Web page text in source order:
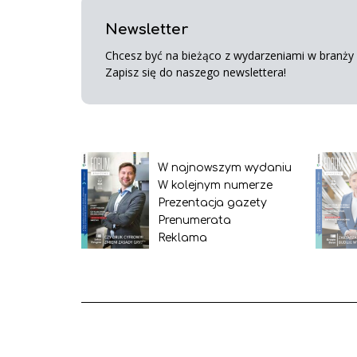
Newsletter
Chcesz być na bieżąco z wydarzeniami w
Zapisz się do naszego newslettera!
W najnowszym wydaniu
W kolejnym numerze
Prezentacja gazety
Prenumerata
Reklama